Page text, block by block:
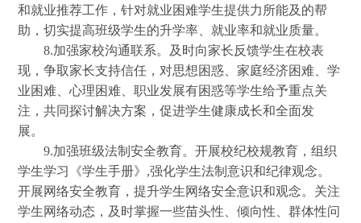
和就业推荐工作，针对就业困难学生提供力所能及的帮
助，切实提高班级学生的升学率、就业率和就业质量。
8.加强家校沟通联系。及时向家长反馈学生在校表
现，争取家长支持信任，对思想困惑、家庭经济困难、学
业困难、心理困难、职业发展有困惑等学生给予重点关
注，共同探讨解决方案，促进学生健康成长和全面发
展。
9.加强班级法制安全教育。开展校纪校规教育，组织
学生学习《学生手册》,强化学生法制意识和纪律观念。
开展网络安全教育，提升学生网络安全意识和观念。关注
学生网络动态，及时掌握一些苗头性、倾向性、群体性问